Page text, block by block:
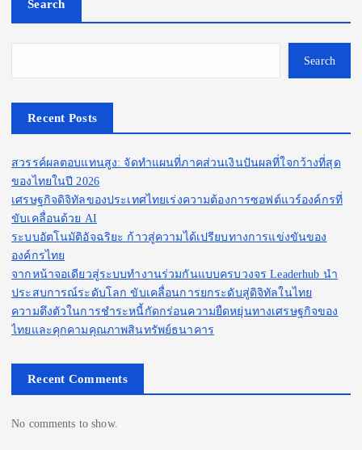
Search
Search
Recent Posts
สวรรค์ผลตอบแทนสูง: จัดทำแผนที่ภาคส่วนเงินปันผลที่ใจกว้างที่สุด
ของไทยในปี 2026
เศรษฐกิจดิจิทัลของประเทศไทยเร่งความต้องการซอฟต์แวร์องค์กรที่
ขับเคลื่อนด้วย AI
ระบบอัตโนมัติอัจฉริยะ ก้าวสู่ความได้เปรียบทางการแข่งขันของ
องค์กรไทย
จากหน้าจอเดียวสู่ระบบทำงานร่วมกันแบบครบวงจร Leaderhub นำ
ประสบการณ์ระดับโลก ขับเคลื่อนการยกระดับสู่ดิจิทัลในไทย
ความตึงตัวในการชำระหนี้กัดกร่อนความยืดหยุ่นทางเศรษฐกิจของ
ไทยและคุกคามคุณภาพสินทรัพย์ธนาคาร
Recent Comments
No comments to show.